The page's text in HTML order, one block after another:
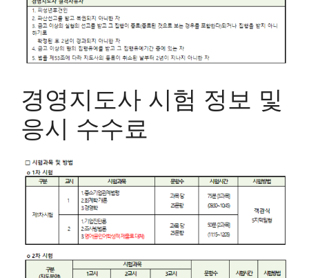
경영지도사 시험 정보 및
응시 수수료